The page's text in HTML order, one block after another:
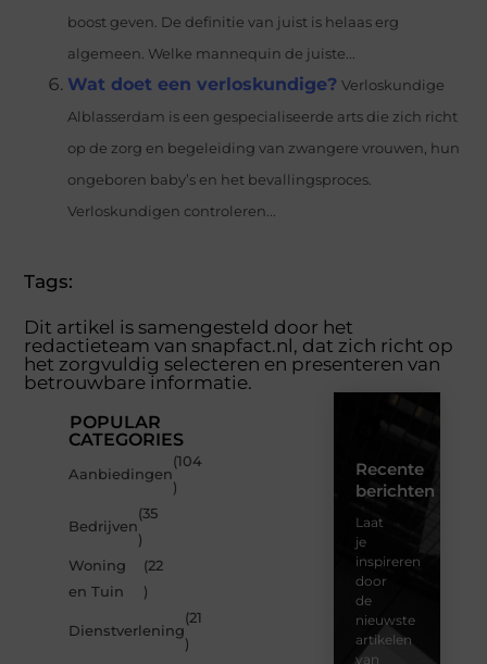
boost geven. De definitie van juist is helaas erg
algemeen. Welke mannequin de juiste...
Wat doet een verloskundige? Verloskundige
Alblasserdam is een gespecialiseerde arts die zich richt
op de zorg en begeleiding van zwangere vrouwen, hun
ongeboren baby’s en het bevallingsproces.
Verloskundigen controleren...
Tags:
Dit artikel is samengesteld door het
redactieteam van snapfact.nl, dat zich richt op
het zorgvuldig selecteren en presenteren van
betrouwbare informatie.
POPULAR
CATEGORIES
Aanbiedingen
(104
)
Bedrijven
(35
)
Woning
en Tuin
(22
)
Dienstverlening
(21
)
Recente
berichten
Laat
je
inspireren
door
de
nieuwste
artikelen
van